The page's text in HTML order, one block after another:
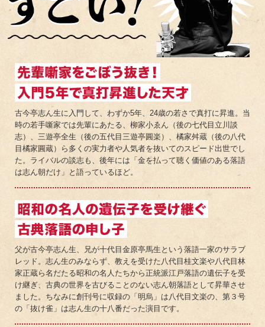
古今亭志ん生に入門して、わずか5年、24歳の若さで真打に昇進。当
時の若手噺家では先輩にあたる、柳家小ゑん（後の七代目立川談
志）、三遊亭全生（後の五代目三遊亭圓楽）、橘家舛蔵（後の八代
目橘家圓蔵）ら多くの実力者や人気者を抜いてのスピード出世でし
た。ライバルの談志も、後年には「金を払って聴く価値のある落語
は志ん朝だけ」と語っているほど。
父が古今亭志ん生、兄が十代目金原亭馬生という落語一家のサラブ
レッド。志ん生のみならず、教えを受けた八代目桂文楽や八代目林
家正蔵ら名だたる昭和の名人たちから正統派江戸落語の遺伝子を受
け継ぎ、古典の世界を古びることのない志ん朝落語として昇華させ
ました。ちなみに創刊号に収録の「明烏」は八代目文楽の、第３号
の「抜け雀」は志ん生の十八番だった演目です。